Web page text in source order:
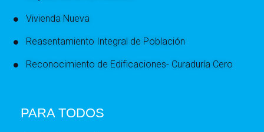
Vivienda Nueva
Reasentamiento Integral de Población
Reconocimiento de Edificaciones- Curaduría Cero
PARA TODOS